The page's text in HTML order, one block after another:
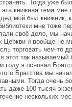
Тогда уже
книжная тема мне
мой был книжник,
мне тоже
своё дело, мы
Церкви и вообще не
торговать чем-то
так называемый
году я основал
Братства мы
Тогда очень
даже 100 тысяч
нескольких